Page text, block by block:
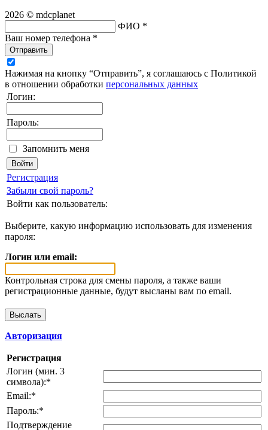
2026 © mdcplanet
ФИО *
Ваш номер телефона *
Отправить
Нажимая на кнопку “Отправить”, я соглашаюсь с Политикой
в отношении обработки персональных данных
Логин:
Пароль:
Запомнить меня
Регистрация
Забыли свой пароль?
Войти как пользователь:
Выберите, какую информацию использовать для изменения
пароля:
Логин или email:
Контрольная строка для смены пароля, а также ваши
регистрационные данные, будут высланы вам по email.
Авторизация
Регистрация
Логин (мин. 3
символа):*
Email:*
Пароль:*
Подтверждение